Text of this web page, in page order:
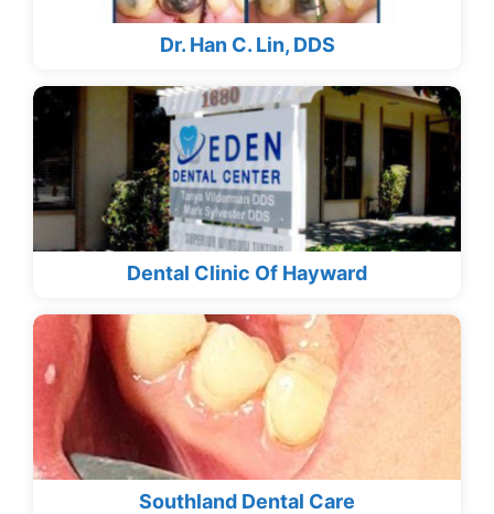
Dr. Han C. Lin, DDS
Dental Clinic Of Hayward
Southland Dental Care